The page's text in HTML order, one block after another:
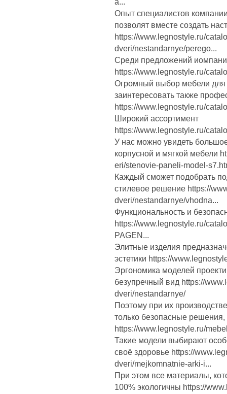
a...
Опыт специалистов
позволят вместе создать
https://www.legnostyle.ru/
dveri/nestandarnye/perego...
Среди предложений
https://www.legnostyle.ru/
Огромный выбор мебели для
заинтересовать также
https://www.legnostyle.ru/
Широкий ассортимент
https://www.legnostyle.ru/
У нас можно увидеть
корпусной и мягкой мебели
eri/stenovie-paneli-model-
Каждый сможет подобрать
стилевое решение https://
dveri/nestandarnye/vhodna...
Функциональность и
https://www.legnostyle.ru/
PAGEN...
Элитные изделия
эстетики https://
Эргономика моделей
безупречный вид https://
dveri/nestandarnye/
Поэтому при их
только безопасные решения,
https://www.legnostyle.ru/
Такие модели выбирают
своё здоровье https://
dveri/mejkomnatnie-arki-i...
При этом все материалы,
100% экологичны https://